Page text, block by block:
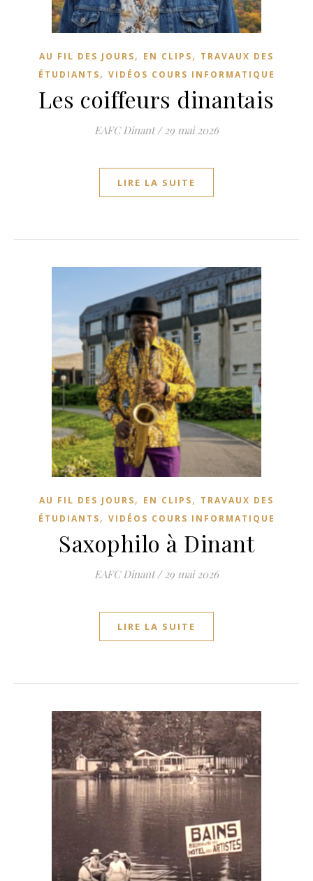
AU FIL DES JOURS, EN CLIPS, TRAVAUX DES
ÉTUDIANTS, VIDÉOS COURS INFORMATIQUE
Les coiffeurs dinantais
EAFC Dinant / 29 mai 2026
LIRE LA SUITE
AU FIL DES JOURS, EN CLIPS, TRAVAUX DES
ÉTUDIANTS, VIDÉOS COURS INFORMATIQUE
Saxophilo à Dinant
EAFC Dinant / 29 mai 2026
LIRE LA SUITE